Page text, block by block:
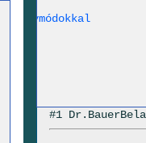
#1 Dr.BauerBela